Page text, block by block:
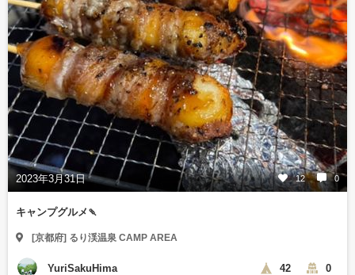
2023年3月31日 12 0
キャンプグルメ🍡
[京都府] るり渓温泉 CAMP AREA
YuriSakuHima 42 0